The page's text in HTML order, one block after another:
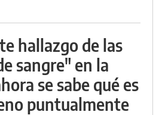
hallazgo de las
sangre" en la
se sabe qué es
puntualmente